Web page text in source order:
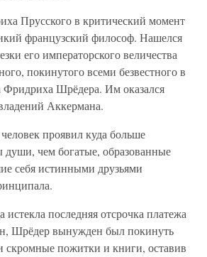
Прусского в критический момент
французский философ. Нашелся
его императорского величества
покинутого всеми безвестного в
Фридриха Шрёдера. Им оказался
Аккермана.
проявил куда больше
чем богатые, образованные
себя истинными друзьями
последняя отсрочка платежа
Шрёдер вынужден был покинуть
скромные пожитки и книги, оставив